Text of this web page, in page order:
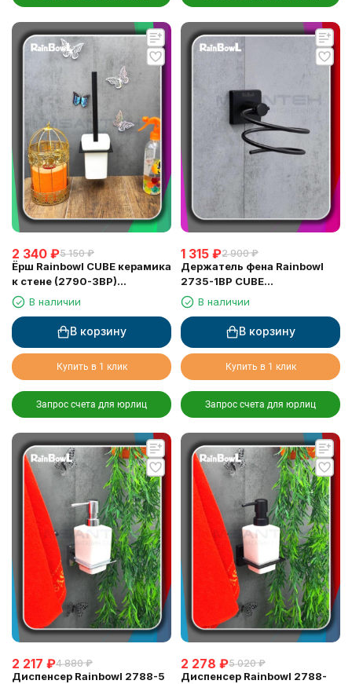
2 340 ₽5 150 ₽
Ёрш Rainbowl CUBE керамика
к стене (2790-3BP)
квадратный черный
матовый
В наличии
В корзину
Купить в 1 клик
Запрос счета для юрлиц
1 315 ₽2 900 ₽
Держатель фена Rainbowl
2735-1BP CUBE
"Укороченный" черный,
матовый
В наличии
В корзину
Купить в 1 клик
Запрос счета для юрлиц
2 217 ₽4 880 ₽
Диспенсер Rainbowl 2788-5
2 278 ₽5 020 ₽
Диспенсер Rainbowl 2788-